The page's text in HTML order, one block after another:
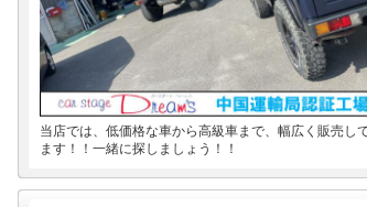
当店では、低価格な車から高級車まで、幅広く販売し
ます！！一緒に探しましょう！！